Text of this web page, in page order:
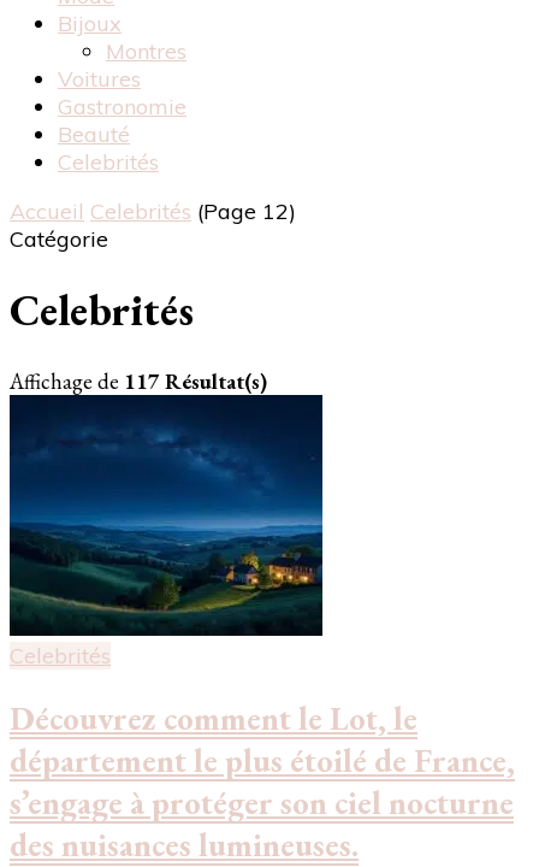
Bijoux
Montres
Voitures
Gastronomie
Beauté
Celebrités
Accueil Celebrités (Page 12)
Catégorie
Celebrités
Affichage de 117 Résultat(s)
Celebrités
Découvrez comment le Lot, le
département le plus étoilé de France,
s’engage à protéger son ciel nocturne
des nuisances lumineuses.